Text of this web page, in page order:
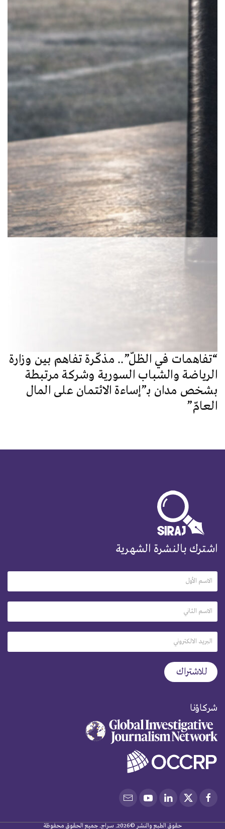
“تفاهمات في الظلّ”.. مذكّرة تفاهم بين وزارة
الرياضة والشباب السورية وشركة مرتبطة
بشخص مدان بـ”إساءة الائتمان على المال
العامّ”
اشترك بالنشرة الشهرية
شركاؤنا
حقوق الطبع والنشر ©2026. سراج. جميع الحقوق محفوظة